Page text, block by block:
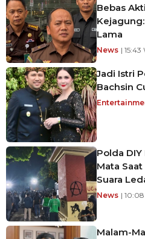
Bebas
Lama
News | 15:43
Jadi Istri
Bachsin
Polda
Mata
Suara
News |
Malam-